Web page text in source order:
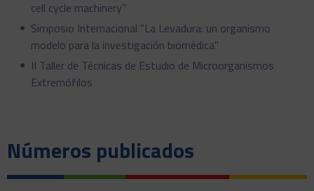
cell cycle machinery"
Simposio Internacional "La Levadura: un organismo
modelo para la investigación biomédica"
II Taller de Técnicas de Estudio de Microorganismos
Extremófilos
Números publicados